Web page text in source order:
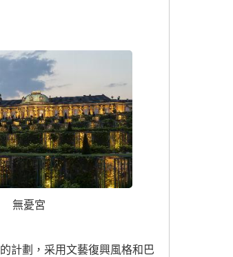
無憂宮
的計劃，采用文藝復興風格和巴